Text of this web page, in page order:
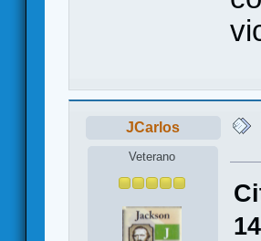
JCarlos
Veterano